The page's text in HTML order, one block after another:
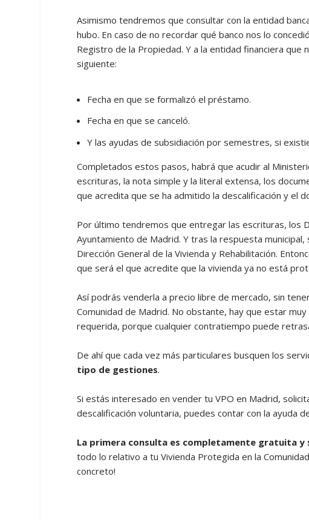
Asimismo tendremos que consultar con la entidad
hubo. En caso de no recordar qué banco nos lo
Registro de la Propiedad. Y a la entidad financiera
siguiente:
Fecha en que se formalizó el préstamo.
Fecha en que se canceló.
Y las ayudas de subsidiación por semestres, si
Completados estos pasos, habrá que acudir al
escrituras, la nota simple y la literal extensa, los
que acredita que se ha admitido la descalificación y el
Por último tendremos que entregar las escrituras, los
Ayuntamiento de Madrid. Y tras la respuesta
Dirección General de la Vivienda y Rehabilitación.
que será el que acredite que la vivienda ya no está
Así podrás venderla a precio libre de mercado, sin
Comunidad de Madrid. No obstante, hay que estar
requerida, porque cualquier contratiempo puede
De ahí que cada vez más particulares busquen los
tipo de gestiones.
Si estás interesado en vender tu VPO en Madrid,
descalificación voluntaria, puedes contar con la ayuda
La primera consulta es completamente gratuita y
todo lo relativo a tu Vivienda Protegida en la
concreto!